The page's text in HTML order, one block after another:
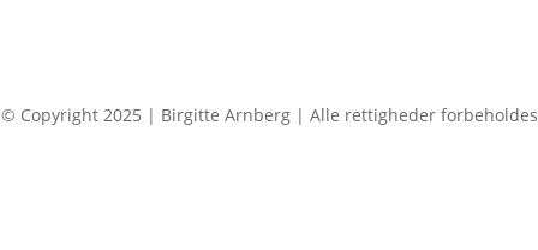
© Copyright 2025 | Birgitte Arnberg | Alle rettigheder forbeholdes